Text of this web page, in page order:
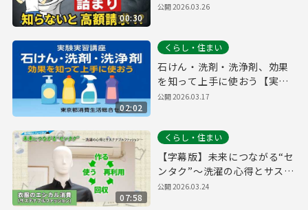
00:30
公開2026.03.26
02:02
くらし・住まい
石けん・洗剤・洗浄剤、効果
を知って上手に使おう【実験
実習講座より】
公開2026.03.17
07:58
くらし・住まい
【字幕版】未来につながる“セ
ンタク”～洗濯の心得とサステ
ナブルファッション～【衣類
公開2026.03.24